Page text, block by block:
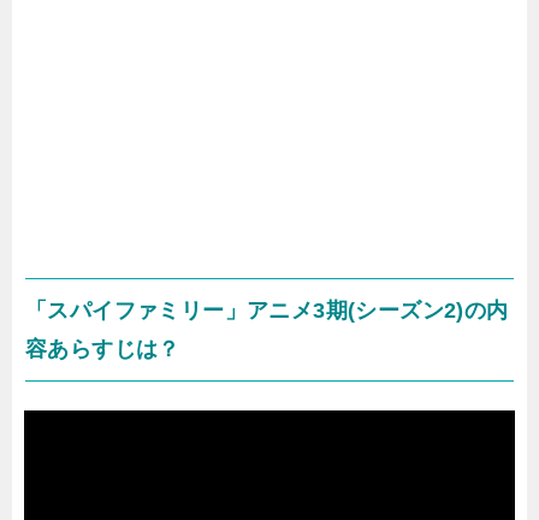
「スパイファミリー」アニメ3期(シーズン2)の内
容あらすじは？